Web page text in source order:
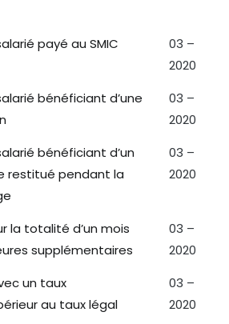
payé au SMIC
03 –
2020
bénéficiant d’une
03 –
2020
bénéficiant d’un
restitué pendant la
03 –
2020
la totalité d’un mois
supplémentaires
03 –
2020
un taux
au taux légal
03 –
2020